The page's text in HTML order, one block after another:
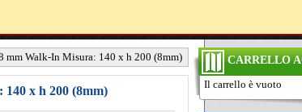
CARRELLO
Il carrello è vuoto
mm Walk-In Misura: 140 x h 200 (8mm)
x h 200 (8mm)